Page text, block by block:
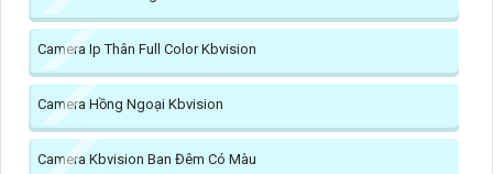
Camera Ip Thân Full Color Kbvision
Camera Hồng Ngoại Kbvision
Camera Kbvision Ban Đêm Có Màu